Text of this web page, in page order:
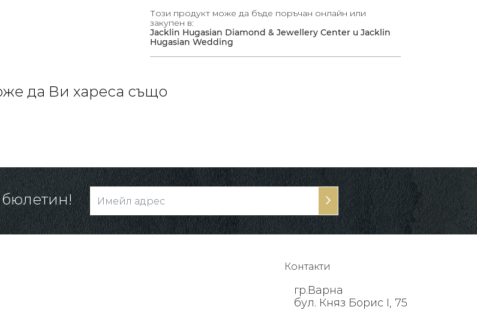
Този продукт може да бъде поръчан онлайн или
закупен в:
Jacklin Hugasian Diamond & Jewellery Center и Jacklin
Hugasian Wedding
да Ви хареса също
Контакти
гр.Варна
бул. Княз Борис I, 75